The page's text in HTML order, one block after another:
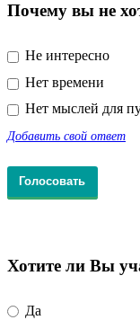
Почему вы не
Не интересно
Нет времени
Нет мыслей для
Добавить свой ответ
Хотите ли Вы
Да